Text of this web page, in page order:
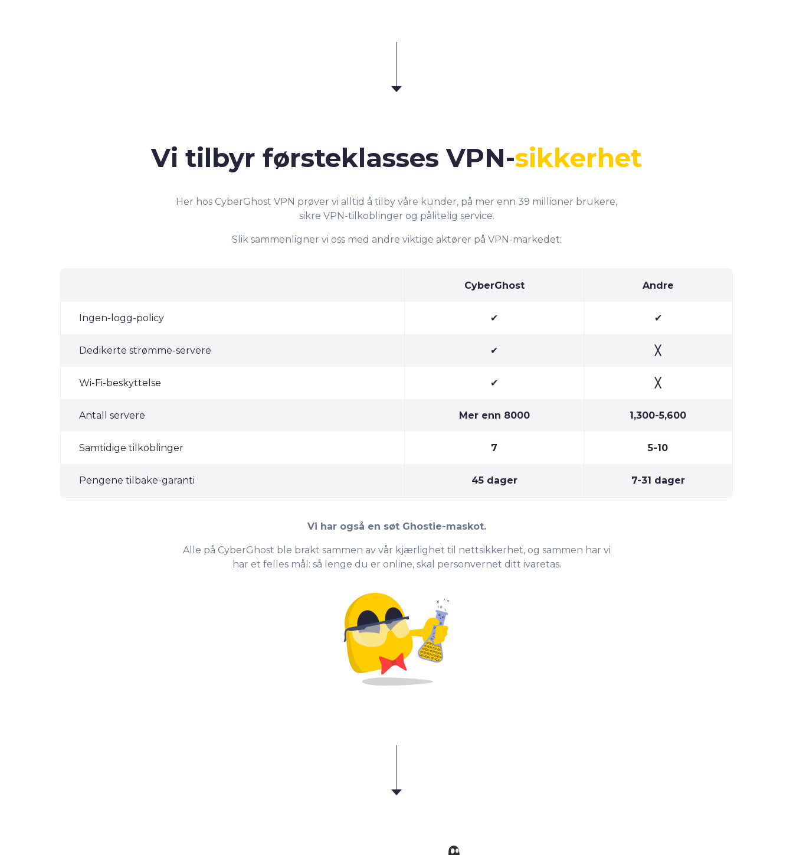
Vi tilbyr førsteklasses VPN-sikkerhet
Her hos CyberGhost VPN prøver vi alltid å tilby våre kunder, på mer enn 39 millioner brukere,
sikre VPN-tilkoblinger og pålitelig service.
Slik sammenligner vi oss med andre viktige aktører på VPN-markedet:
CyberGhost Andre
Ingen-logg-policy ✔ ✔
Dedikerte strømme-servere ✔ ╳
Wi-Fi-beskyttelse ✔ ╳
Antall servere Mer enn 8000 1,300-5,600
Samtidige tilkoblinger 7 5-10
Pengene tilbake-garanti 45 dager 7-31 dager
Vi har også en søt Ghostie-maskot.
Alle på CyberGhost ble brakt sammen av vår kjærlighet til nettsikkerhet, og sammen har vi
har et felles mål: så lenge du er online, skal personvernet ditt ivaretas.